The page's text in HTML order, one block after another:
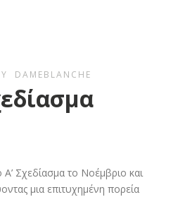
DAMEBLANCHE
Α’ Σχεδίασμα το Νοέμβριο και
μια επιτυχημένη πορεία